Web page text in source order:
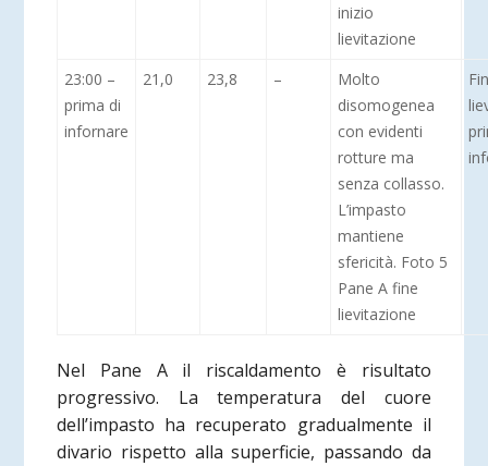
inizio
lievitazione
23:00 –
prima di
infornare
21,0 23,8 –
Molto
disomogenea
con evidenti
rotture ma
senza collasso.
L’impasto
mantiene
sfericità. Foto 5
Pane A fine
lievitazione
Nel Pane A il riscaldamento è risultato
progressivo. La temperatura del cuore
dell’impasto ha recuperato gradualmente il
divario rispetto alla superficie, passando da